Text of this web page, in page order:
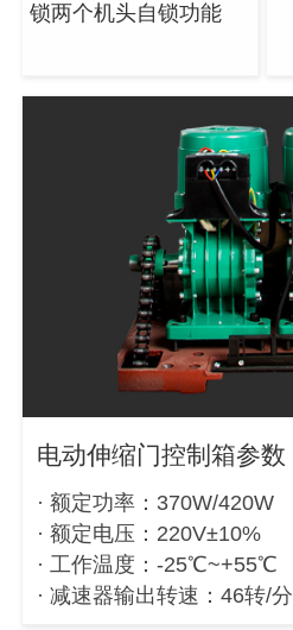
锁两个机头自锁功能
电动伸缩门控制箱参数
· 额定功率：370W/420W
· 额定电压：220V±10%
· 工作温度：-25℃~+55℃
· 减速器输出转速：46转/分